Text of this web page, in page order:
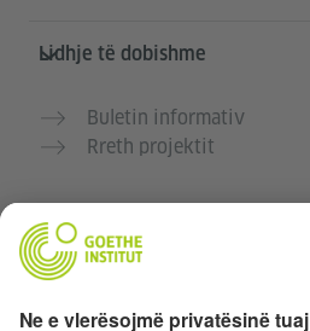
Lidhje të dobishme
Buletin informativ
Rreth projektit
Faqe të tjera interneti
Komuniteti “Gjermanisht